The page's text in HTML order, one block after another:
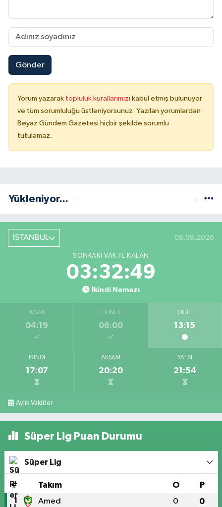
Gönder
Yorum yazarak topluluk kurallarımızı kabul etmiş bulunuyor
ve tüm sorumluluğu üstleniyorsunuz. Yazılan yorumlardan
Beyaz Gündem Gazetesi hiçbir şekilde sorumlu
tutulamaz.
Yükleniyor...
İSTANBUL 08.08.2026
SONRAKI VAKTE KALAN
03:32:49
İkindi Namazı
İMSAK
04:19
GÜNEŞ
06:00
ÖĞLE
13:15
İKINDI
17:07
AKŞAM
20:20
YATSI
21:54
Aylık Vakitler
Süper Lig Puan Durumu
Süper Lig
# Takım O P
1 Amed 0 0